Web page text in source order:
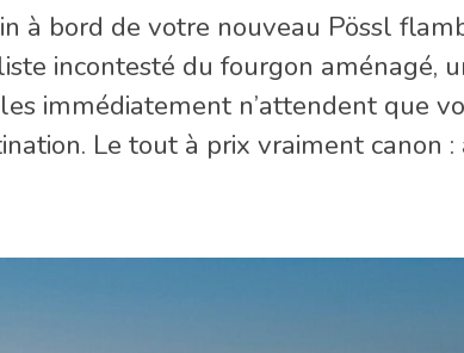
à bord de votre nouveau Pössl
incontesté du fourgon aménagé,
immédiatement n’attendent que
Le tout à prix vraiment canon :